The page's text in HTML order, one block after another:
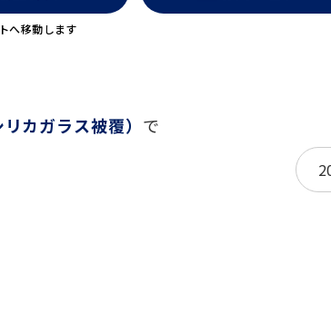
へ移動します
カガラス被覆） で